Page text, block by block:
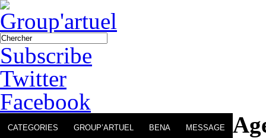
Subscribe
Twitter
Facebook
CATEGORIES GROUP’ARTUEL BENA MESSAGE